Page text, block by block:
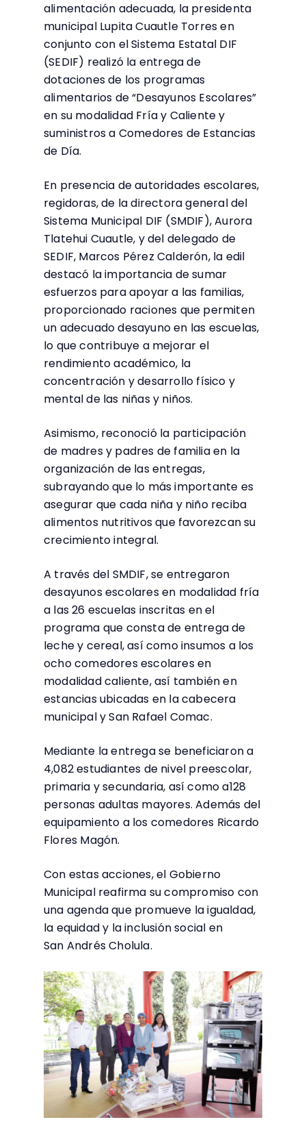
alimentación adecuada, la presidenta
municipal Lupita Cuautle Torres en
conjunto con el Sistema Estatal DIF
(SEDIF) realizó la entrega de
dotaciones de los programas
alimentarios de “Desayunos Escolares”
en su modalidad Fría y Caliente y
suministros a Comedores de Estancias
de Día.
En presencia de autoridades escolares,
regidoras, de la directora general del
Sistema Municipal DIF (SMDIF), Aurora
Tlatehui Cuautle, y del delegado de
SEDIF, Marcos Pérez Calderón, la edil
destacó la importancia de sumar
esfuerzos para apoyar a las familias,
proporcionado raciones que permiten
un adecuado desayuno en las escuelas,
lo que contribuye a mejorar el
rendimiento académico, la
concentración y desarrollo físico y
mental de las niñas y niños.
Asimismo, reconoció la participación
de madres y padres de familia en la
organización de las entregas,
subrayando que lo más importante es
asegurar que cada niña y niño reciba
alimentos nutritivos que favorezcan su
crecimiento integral.
A través del SMDIF, se entregaron
desayunos escolares en modalidad fría
a las 26 escuelas inscritas en el
programa que consta de entrega de
leche y cereal, así como insumos a los
ocho comedores escolares en
modalidad caliente, así también en
estancias ubicadas en la cabecera
municipal y San Rafael Comac.
Mediante la entrega se beneficiaron a
4,082 estudiantes de nivel preescolar,
primaria y secundaria, así como a128
personas adultas mayores. Además del
equipamiento a los comedores Ricardo
Flores Magón.
Con estas acciones, el Gobierno
Municipal reafirma su compromiso con
una agenda que promueve la igualdad,
la equidad y la inclusión social en
San Andrés Cholula.